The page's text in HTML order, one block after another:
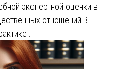
экспертной оценки в
отношений В
…